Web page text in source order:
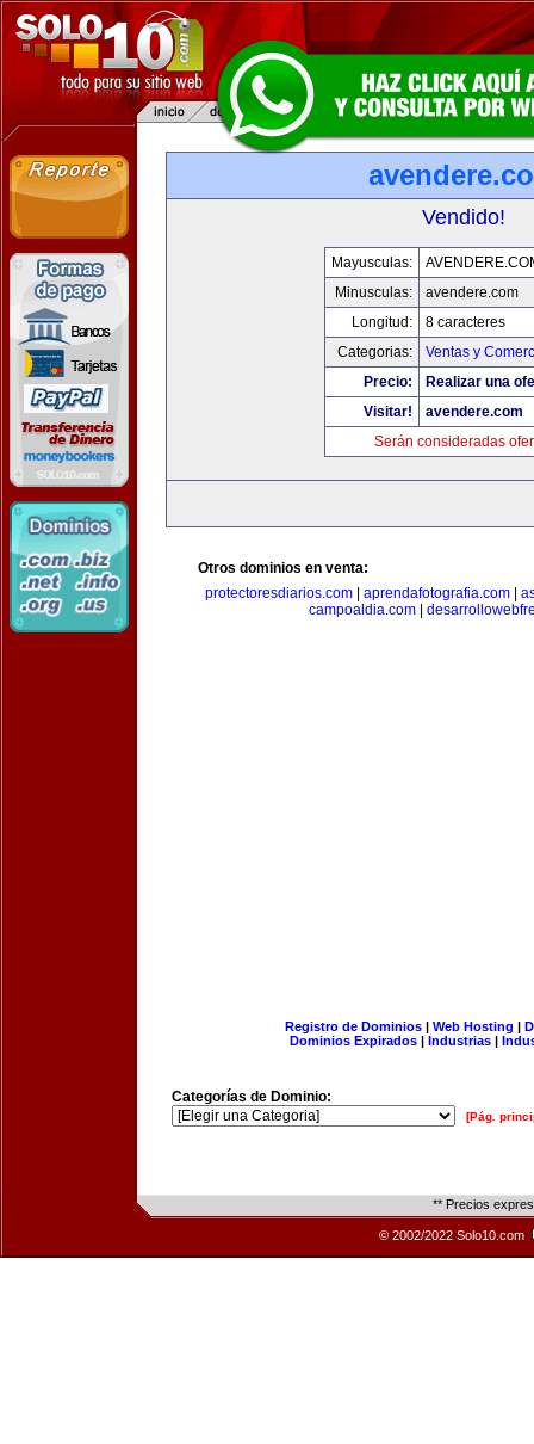
Vendido!
Mayusculas:
Minusculas:
avendere.com
Longitud:
8 caracteres
Categorias:
Ventas y
Precio:
Realizar una
Visitar!
avendere.com
Serán consideradas
Otros dominios en venta:
protectoresdiarios.com
aprendafotografia.com
campoaldia.com
Registro de Dominios| Web Hosting |
Dominios Expirados | Industrias |
Categorías de Dominio:
[Pág.
** Precios
© 2002/2022 Solo10.com